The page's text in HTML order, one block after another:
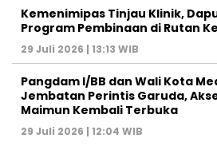
Kemenimipas Tinjau Klinik,
Program Pembinaan di Rutan
29 Juli 2026 | 13:13 WIB
Pangdam I/BB dan Wali Kota
Jembatan Perintis Garuda,
Maimun Kembali Terbuka
29 Juli 2026 | 12:04 WIB